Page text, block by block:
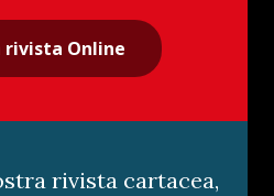
rivista Online
rivista cartacea,